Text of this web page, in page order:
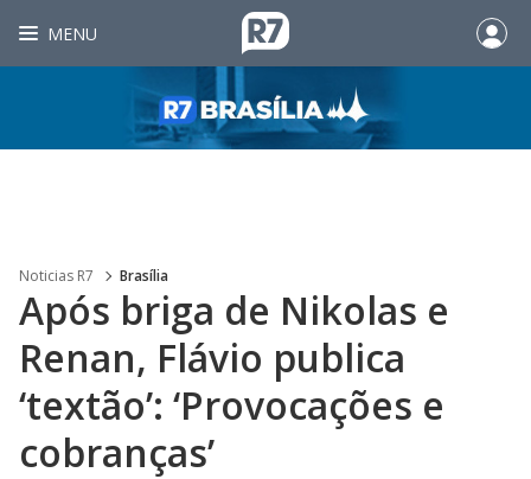
MENU
Noticias R7 Brasília
Após briga de Nikolas e
Renan, Flávio publica
‘textão’: ‘Provocações e
cobranças’